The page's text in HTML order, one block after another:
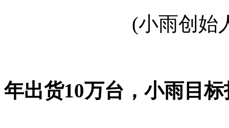
(小雨创始
年出货10万台，小雨目